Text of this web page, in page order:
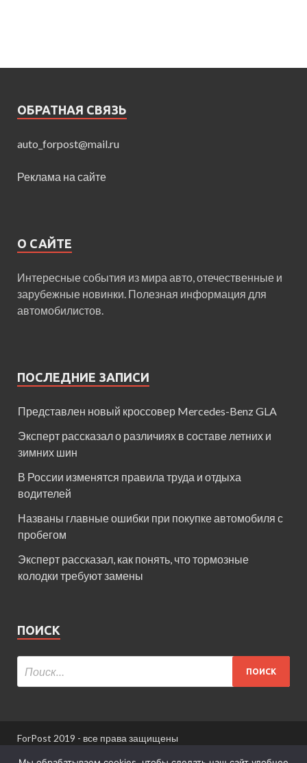
ОБРАТНАЯ СВЯЗЬ
auto_forpost@mail.ru
Реклама на сайте
О САЙТЕ
Интересные события из мира авто, отечественные и
зарубежные новинки. Полезная информация для
автомобилистов.
ПОСЛЕДНИЕ ЗАПИСИ
Представлен новый кроссовер Mercedes-Benz GLA
Эксперт рассказал о различиях в составе летних и
зимних шин
В России изменятся правила труда и отдыха
водителей
Названы главные ошибки при покупке автомобиля с
пробегом
Эксперт рассказал, как понять, что тормозные
колодки требуют замены
ПОИСК
ForPost 2019 - все права защищены
При использовании материалов сайта ссылка